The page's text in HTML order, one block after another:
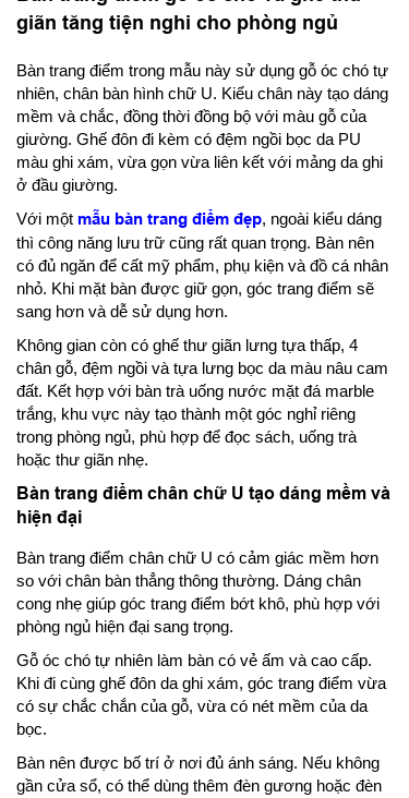
giãn tăng tiện nghi cho phòng ngủ
Bàn trang điểm trong mẫu này sử dụng gỗ óc chó tự
nhiên, chân bàn hình chữ U. Kiểu chân này tạo dáng
mềm và chắc, đồng thời đồng bộ với màu gỗ của
giường. Ghế đôn đi kèm có đệm ngồi bọc da PU
màu ghi xám, vừa gọn vừa liên kết với mảng da ghi
ở đầu giường.
Với một mẫu bàn trang điểm đẹp, ngoài kiểu dáng
thì công năng lưu trữ cũng rất quan trọng. Bàn nên
có đủ ngăn để cất mỹ phẩm, phụ kiện và đồ cá nhân
nhỏ. Khi mặt bàn được giữ gọn, góc trang điểm sẽ
sang hơn và dễ sử dụng hơn.
Không gian còn có ghế thư giãn lưng tựa thấp, 4
chân gỗ, đệm ngồi và tựa lưng bọc da màu nâu cam
đất. Kết hợp với bàn trà uống nước mặt đá marble
trắng, khu vực này tạo thành một góc nghỉ riêng
trong phòng ngủ, phù hợp để đọc sách, uống trà
hoặc thư giãn nhẹ.
Bàn trang điểm chân chữ U tạo dáng mềm và
hiện đại
Bàn trang điểm chân chữ U có cảm giác mềm hơn
so với chân bàn thẳng thông thường. Dáng chân
cong nhẹ giúp góc trang điểm bớt khô, phù hợp với
phòng ngủ hiện đại sang trọng.
Gỗ óc chó tự nhiên làm bàn có vẻ ấm và cao cấp.
Khi đi cùng ghế đôn da ghi xám, góc trang điểm vừa
có sự chắc chắn của gỗ, vừa có nét mềm của da
bọc.
Bàn nên được bố trí ở nơi đủ ánh sáng. Nếu không
gần cửa sổ, có thể dùng thêm đèn gương hoặc đèn